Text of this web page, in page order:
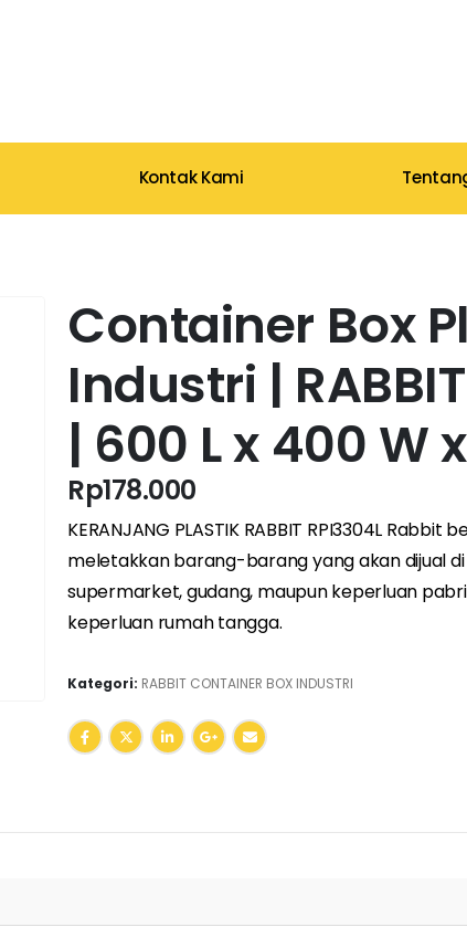
Kontak Kami
Container Box
Industri |
| 600 L x 400 W
Rp178.000
KERANJANG PLASTIK RABBIT RPI3304L Rabbit
meletakkan barang-barang yang akan dijual
supermarket,gudang, maupun keperluan
keperluan rumah tangga.
Kategori: RABBIT CONTAINER BOX INDUSTRI